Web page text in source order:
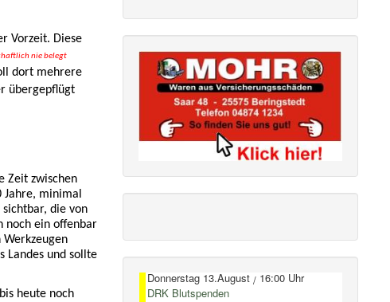
Vorzeit. Diese
nie belegt
dort mehrere
übergepflügt
Zeit zwischen
Jahre, minimal
die von
noch ein offenbar
Landes und sollte
heute noch
Donnerstag 13.August/ 16:00 Uhr
DRK Blutspenden